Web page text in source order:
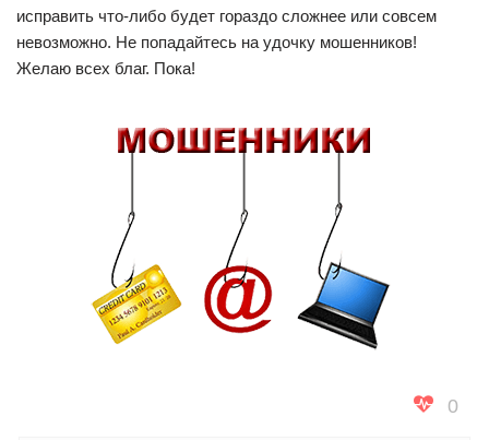
исправить что-либо будет гораздо сложнее или совсем
невозможно. Не попадайтесь на удочку мошенников!
Желаю всех благ. Пока!
0